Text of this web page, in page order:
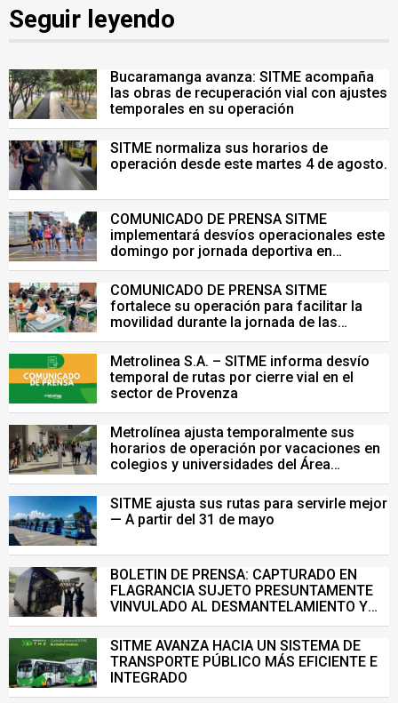
Seguir leyendo
Bucaramanga avanza: SITME acompaña
las obras de recuperación vial con ajustes
temporales en su operación
SITME normaliza sus horarios de
operación desde este martes 4 de agosto.
COMUNICADO DE PRENSA SITME
implementará desvíos operacionales este
domingo por jornada deportiva en
Bucaramanga
COMUNICADO DE PRENSA SITME
fortalece su operación para facilitar la
movilidad durante la jornada de las
Pruebas Saber del 26 de julio
Metrolinea S.A. – SITME informa desvío
temporal de rutas por cierre vial en el
sector de Provenza
Metrolínea ajusta temporalmente sus
horarios de operación por vacaciones en
colegios y universidades del Área
Metropolitana de Bucaramanga.
SITME ajusta sus rutas para servirle mejor
— A partir del 31 de mayo
BOLETIN DE PRENSA: CAPTURADO EN
FLAGRANCIA SUJETO PRESUNTAMENTE
VINVULADO AL DESMANTELAMIENTO Y
VENTA ILEGAL DE INFRAESTRUCTURA DEL
SISTEMA DE TRANSPORTE MASIVO
SITME AVANZA HACIA UN SISTEMA DE
TRANSPORTE PÚBLICO MÁS EFICIENTE E
INTEGRADO